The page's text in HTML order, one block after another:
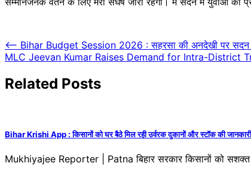
Post
navigation
⟵ Bihar Budget Session 2026 : सहरसा की अनदेखी पर सदन में
MLC Jeevan Kumar Raises Demand for Intra-District
Related Posts
Bihar Krishi App : किसानों को घर बैठे मिल रही उर्वरक दुकानों और स्टॉक की
Mukhiyajee Reporter | Patna बिहार सरकार किसानों को